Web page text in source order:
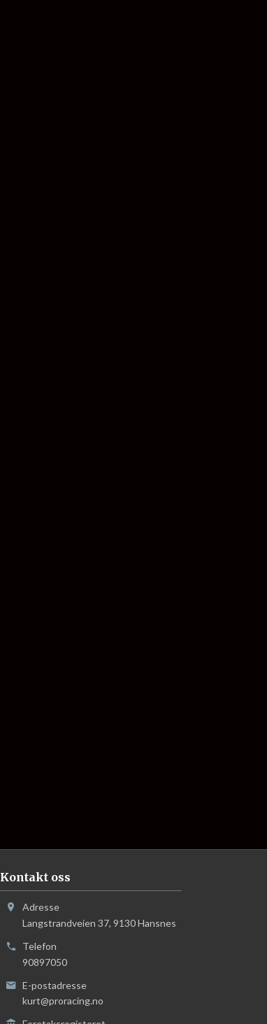
Kontakt oss
Adresse
Langstrandveien 37, 9130Hansnes
Telefon
90897050
E-postadresse
kurt@proracing.no